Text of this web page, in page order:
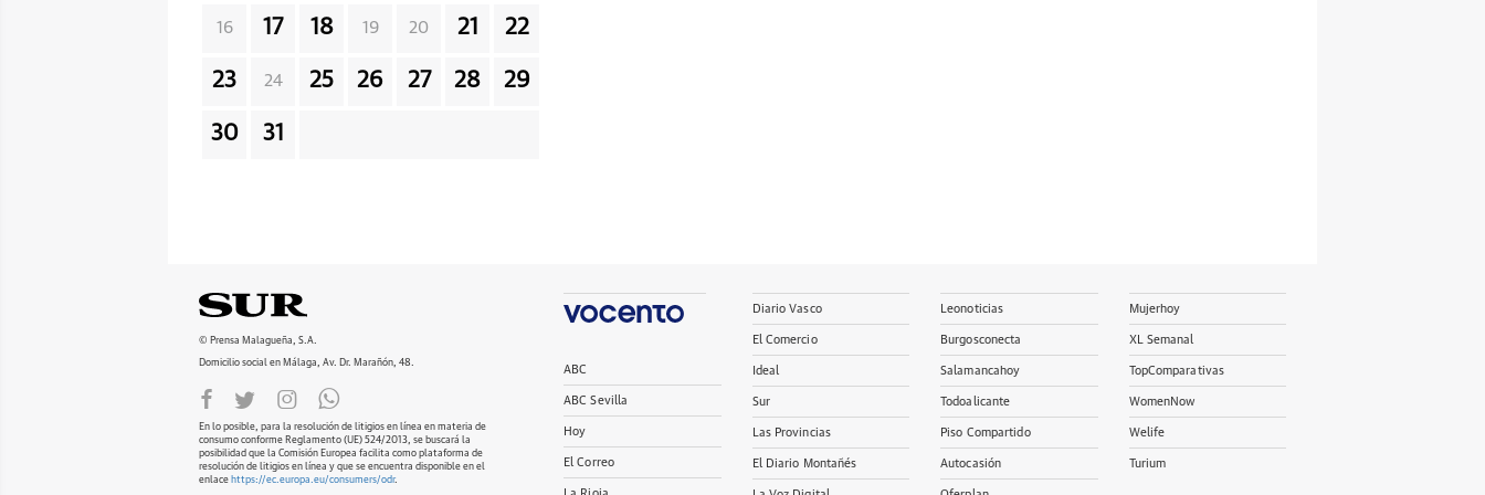
16 17 18 19 20 21 22
23 24 25 26 27 28 29
30 31
© Prensa Malagueña, S.A.
Domicilio social en Málaga, Av. Dr. Marañón, 48.
En lo posible, para la resolución de litigios en línea en materia de
consumo conforme Reglamento (UE) 524/2013, se buscará la
posibilidad que la Comisión Europea facilita como plataforma de
resolución de litigios en línea y que se encuentra disponible en el
enlace https://ec.europa.eu/consumers/odr.
ABC
ABC Sevilla
Hoy
El Correo
Diario Vasco
El Comercio
Ideal
Sur
Las Provincias
El Diario Montañés
Leonoticias
Burgosconecta
Salamancahoy
Todoalicante
Piso Compartido
Autocasión
Mujerhoy
XL Semanal
TopComparativas
WomenNow
Welife
Turium